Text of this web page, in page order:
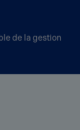
de la gestion